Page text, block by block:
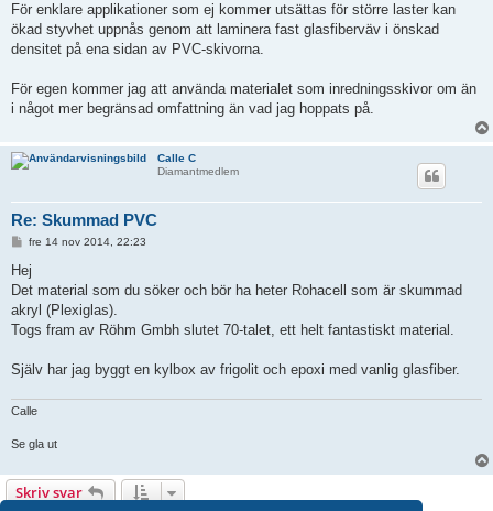
För enklare applikationer som ej kommer utsättas för större laster kan
ökad styvhet uppnås genom att laminera fast glasfiberväv i önskad
densitet på ena sidan av PVC-skivorna.
För egen kommer jag att använda materialet som inredningsskivor om än
i något mer begränsad omfattning än vad jag hoppats på.
Calle C
Diamantmedlem
Re: Skummad PVC
l
ä
g
g
fre 14 nov 2014, 22:23
Hej
Det material som du söker och bör ha heter Rohacell som är skummad
akryl (Plexiglas).
Togs fram av Röhm Gmbh slutet 70-talet, ett helt fantastiskt material.
Själv har jag byggt en kylbox av frigolit och epoxi med vanlig glasfiber.
Calle
Se gla ut
Skriv svar